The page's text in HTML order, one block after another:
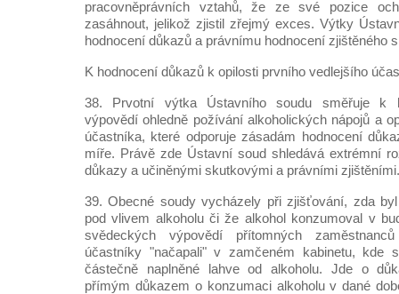
pracovněprávních vztahů, že ze své pozice
zasáhnout, jelikož zjistil zřejmý exces. Výtky
hodnocení důkazů a právnímu hodnocení zjištěného
K hodnocení důkazů k opilosti prvního vedlejšího
38. Prvotní výtka Ústavního soudu směřuje k
výpovědí ohledně požívání alkoholických nápojů a
účastníka, které odporuje zásadám hodnocení
míře. Právě zde Ústavní soud shledává extrémní
důkazy a učiněnými skutkovými a právními zjištěními.
39. Obecné soudy vycházely při zjišťování, zda
pod vlivem alkoholu či že alkohol konzumoval v
svědeckých výpovědí přítomných
účastníky "načapali" v zamčeném kabinetu, kde
částečně naplněné lahve od alkoholu. Jde o
přímým důkazem o konzumaci alkoholu v dané